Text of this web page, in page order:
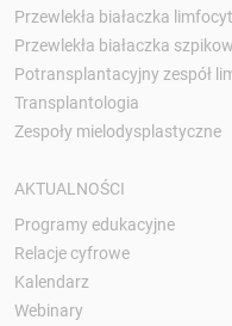
Przewlekła białaczka
Przewlekła białaczka
Potransplantacyjny zespół
Transplantologia
Zespoły mielodysplastyczne
AKTUALNOŚCI
Programy edukacyjne
Relacje cyfrowe
Kalendarz
Webinary